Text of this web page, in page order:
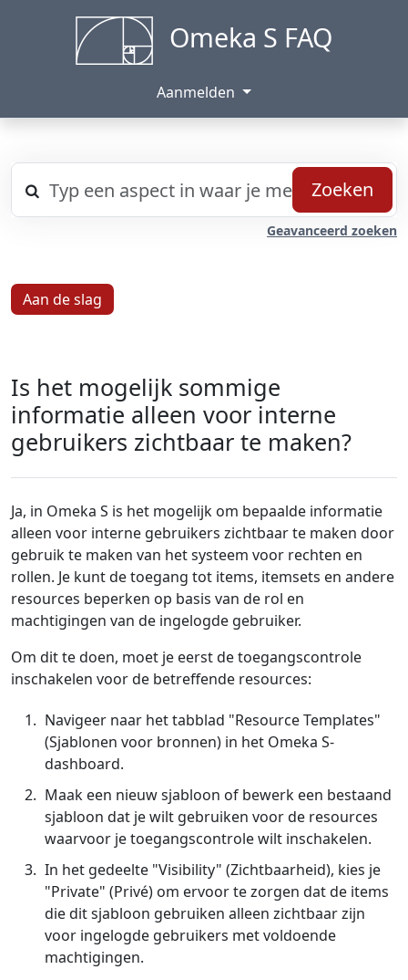
Omeka S FAQ
Aanmelden
Zoeken
Geavanceerd zoeken
Aan de slag
Is het mogelijk sommige
informatie alleen voor interne
gebruikers zichtbaar te maken?
Ja, in Omeka S is het mogelijk om bepaalde informatie
alleen voor interne gebruikers zichtbaar te maken door
gebruik te maken van het systeem voor rechten en
rollen. Je kunt de toegang tot items, itemsets en andere
resources beperken op basis van de rol en
machtigingen van de ingelogde gebruiker.
Om dit te doen, moet je eerst de toegangscontrole
inschakelen voor de betreffende resources:
Navigeer naar het tabblad "Resource Templates"
(Sjablonen voor bronnen) in het Omeka S-
dashboard.
Maak een nieuw sjabloon of bewerk een bestaand
sjabloon dat je wilt gebruiken voor de resources
waarvoor je toegangscontrole wilt inschakelen.
In het gedeelte "Visibility" (Zichtbaarheid), kies je
"Private" (Privé) om ervoor te zorgen dat de items
die dit sjabloon gebruiken alleen zichtbaar zijn
voor ingelogde gebruikers met voldoende
machtigingen.